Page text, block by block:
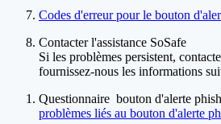
Codes d'erreur pour le bouton
Contacter l'assistance SoSafe
Si les problèmes persistent,
fournissez-nous les informations
Questionnaire bouton d'alerte
problèmes liés au bouton d'alerte